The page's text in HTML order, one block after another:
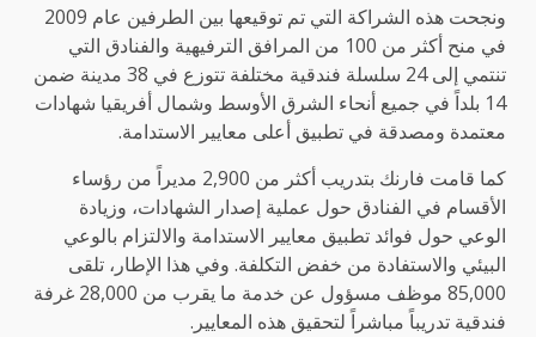
ونجحت هذه الشراكة التي تم توقيعها بين الطرفين عام 2009
في منح أكثر من 100 من المرافق الترفيهية والفنادق التي
تنتمي إلى 24 سلسلة فندقية مختلفة تتوزع في 38 مدينة ضمن
14 بلداً في جميع أنحاء الشرق الأوسط وشمال أفريقيا شهادات
معتمدة ومصدقة في تطبيق أعلى معايير الاستدامة.
كما قامت فارنك بتدريب أكثر من 2,900 مديراً من رؤساء
الأقسام في الفنادق حول عملية إصدار الشهادات، وزيادة
الوعي حول فوائد تطبيق معايير الاستدامة والالتزام بالوعي
البيئي والاستفادة من خفض التكلفة. وفي هذا الإطار، تلقى
85,000 موظف مسؤول عن خدمة ما يقرب من 28,000 غرفة
فندقية تدريباً مباشراً لتحقيق هذه المعايير.